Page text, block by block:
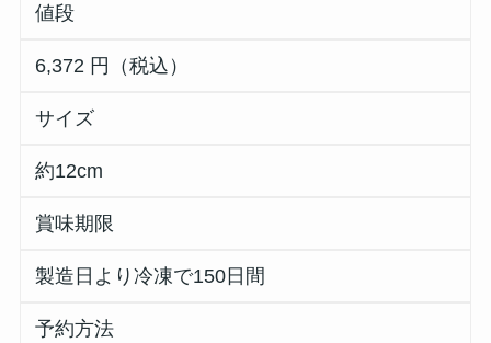
値段
6,372 円（税込）
サイズ
約12cm
賞味期限
製造日より冷凍で150日間
予約方法